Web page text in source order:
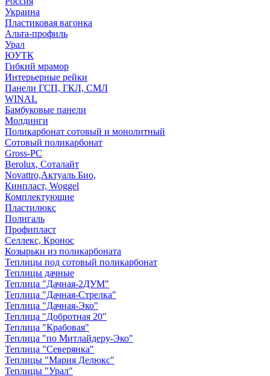
Украина
Пластиковая вагонка
Альта-профиль
Урал
ЮУТК
Гибкий мрамор
Интерьерные рейки
Панели ГСП, ГКЛ, СМЛ
WINAL
Бамбуковые панели
Молдинги
Поликарбонат сотовый и монолитный
Сотовый поликарбонат
Gross-PC
Berolux, Соталайт
Novattro,Актуаль Био,
Кинпласт, Woggel
Комплектующие
Пластилюкс
Полигаль
Профипласт
Селлекс, Кронос
Козырьки из поликарбоната
Теплицы под сотовый поликарбонат
Теплицы дачные
Теплица "Дачная-2ДУМ"
Теплица "Дачная-Стрелка"
Теплица "Дачная-Эко"
Теплица "Добротная 20"
Теплица "Крабовая"
Теплица "по Митлайдеру-Эко"
Теплица "Северянка"
Теплицы "Мария Делюкс"
Теплицы "Урал"